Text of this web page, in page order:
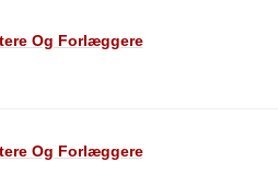
Og Forlæggere
Og Forlæggere